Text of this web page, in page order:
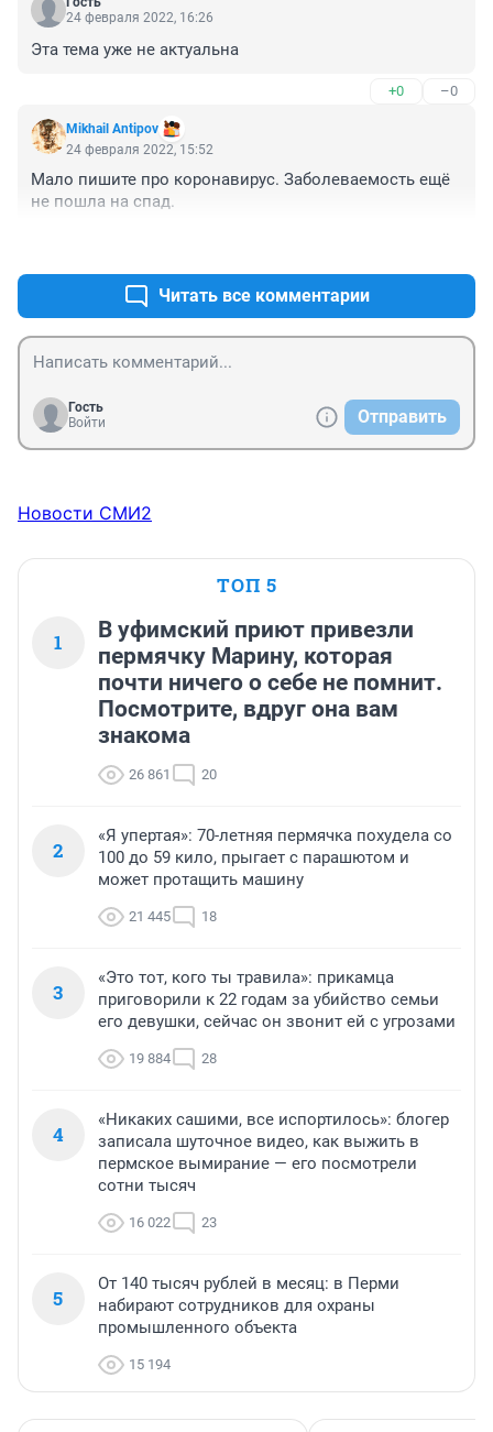
24 февраля 2022, 16:26
Эта тема уже не актуальна
+0 –0
Mikhail Antipov
24 февраля 2022, 15:52
Мало пишите про коронавирус. Заболеваемость ещё
не пошла на спад.
Читать все комментарии
Гость
Войти
Отправить
Новости СМИ2
ТОП 5
1
В уфимский приют привезли
пермячку Марину, которая
почти ничего о себе не помнит.
Посмотрите, вдруг она вам
знакома
26 861 20
2
«Я упертая»: 70-летняя пермячка похудела со
100 до 59 кило, прыгает с парашютом и
может протащить машину
21 445 18
3
«Это тот, кого ты травила»: прикамца
приговорили к 22 годам за убийство семьи
его девушки, сейчас он звонит ей с угрозами
19 884 28
4
«Никаких сашими, все испортилось»: блогер
записала шуточное видео, как выжить в
пермское вымирание — его посмотрели
сотни тысяч
16 022 23
5
От 140 тысяч рублей в месяц: в Перми
набирают сотрудников для охраны
промышленного объекта
15 194